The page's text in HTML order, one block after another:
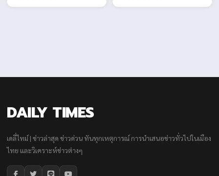
ห...
DAILY TIMES
เดลี่ไทม์ | ข่าวล่าสุด ข่าวด่วน ทันทุกเหตุการณ์ การนำเสนอข่าวทั่วไปในเมือง
ไทย และวิเคราะห์ข่าวต่างๆ